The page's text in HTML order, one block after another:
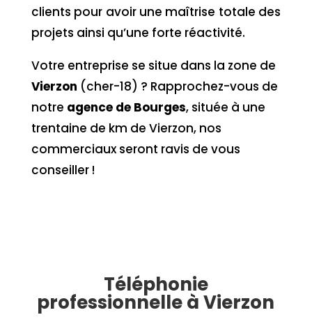
clients pour avoir une maîtrise totale des
projets ainsi qu’une forte réactivité.
Votre entreprise se situe dans la zone de
Vierzon (cher-18) ? Rapprochez-vous de
notre agence de Bourges, située à une
trentaine de km de Vierzon, nos
commerciaux seront ravis de vous
conseiller !
Téléphonie
professionnelle à Vierzon